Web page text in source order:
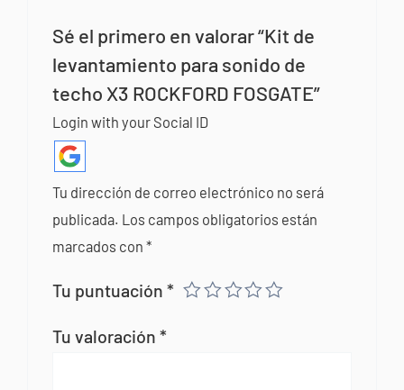
Sé el primero en valorar “Kit de
levantamiento para sonido de
techo X3 ROCKFORD FOSGATE”
Login with your Social ID
Tu dirección de correo electrónico no será
publicada. Los campos obligatorios están
marcados con*
Tu puntuación*
Tu valoración*